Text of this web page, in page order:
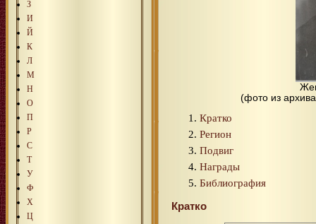
З
И
Й
К
Л
М
Н
О
П
Р
С
Т
У
Ф
Х
Ц
(фото из
Кратко
Регион
Подвиг
Награды
Библиография
Кратко